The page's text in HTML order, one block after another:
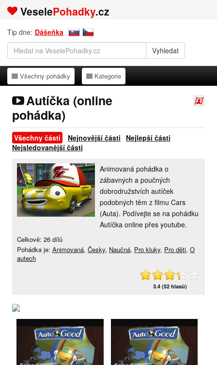
VeselePohadky.cz
Tip dne: Dášeňka
Všechny pohádky
Všechny pohádky Kategorie
Kategorie
Autíčka (online
pohádka)
Všechny části Nejnovější části
Nejlepší části
Nejsledovanější části
Animovaná pohádka o
zábavných a poučných
dobrodružstvích autíček
podobných těm z filmu Cars
(Auta). Podívejte se na pohádku
Autíčka online přes youtube.
Celkově: 26 dílů
Pohádka je: Animovaná, Česky, Naučná, Pro kluky, Pro děti, O
autech
3.4 (52 hlasů)